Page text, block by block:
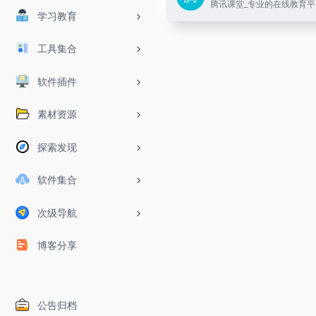
学习教育
工具集合
软件插件
素材资源
探索发现
软件集合
次级导航
博客分享
公告归档
腾讯课堂_专业的在线教育